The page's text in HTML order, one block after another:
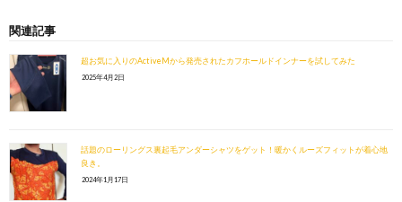
関連記事
超お気に入りのActiveMから発売されたカフホールドインナーを試してみた
2025年4月2日
話題のローリングス裏起毛アンダーシャツをゲット！暖かくルーズフィットが着心地
良き。
2024年1月17日